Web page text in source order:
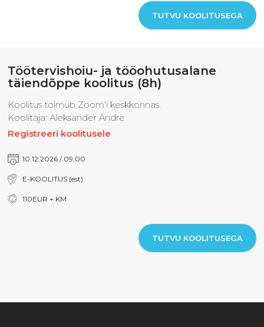
TUTVU KOOLITUSEGA
Töötervishoiu- ja tööohutusalane
täiendõppe koolitus (8h)
Koolitus toimub Zoom'i keskkonnas.
Koolitaja: Aleksander Andre
Registreeri koolitusele
10.12.2026 / 09:00
E-KOOLITUS (est)
110EUR + KM
TUTVU KOOLITUSEGA